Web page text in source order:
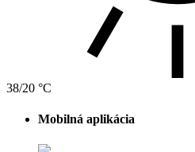
38/20 °C
Mobilná aplikácia